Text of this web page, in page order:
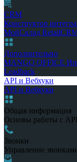
CRM
Конструктор
МойСклад
Дополнительно
MANGO OFFICE
Leadback
API и Вебхуки
API и Вебхуки
Общая информация
Основы работы с
Звонки
Управление